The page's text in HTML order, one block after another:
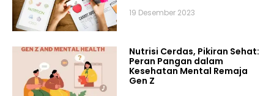
19 Desember 2023
Nutrisi Cerdas, Pikiran Sehat:
Peran Pangan dalam
Kesehatan Mental Remaja
Gen Z